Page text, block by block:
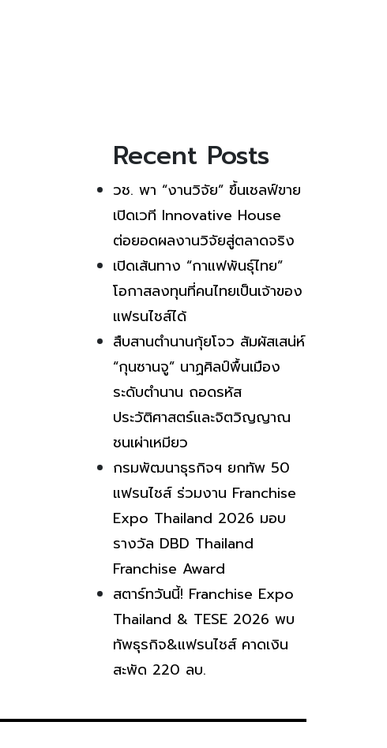
Recent Posts
วช. พา “งานวิจัย” ขึ้นเชลฟ์ขาย
เปิดเวที Innovative House
ต่อยอดผลงานวิจัยสู่ตลาดจริง
เปิดเส้นทาง “กาแฟพันธุ์ไทย”
โอกาสลงทุนที่คนไทยเป็นเจ้าของ
แฟรนไชส์ได้
สืบสานตำนานกุ้ยโจว สัมผัสเสน่ห์
“กุนซานจู” นาฏศิลป์พื้นเมือง
ระดับตำนาน ถอดรหัส
ประวัติศาสตร์และจิตวิญญาณ
ชนเผ่าเหมียว
กรมพัฒนาธุรกิจฯ ยกทัพ 50
แฟรนไชส์ ร่วมงาน Franchise
Expo Thailand 2026 มอบ
รางวัล DBD Thailand
Franchise Award
สตาร์ทวันนี้! Franchise Expo
Thailand & TESE 2026 พบ
ทัพธุรกิจ&แฟรนไชส์ คาดเงิน
สะพัด 220 ลบ.